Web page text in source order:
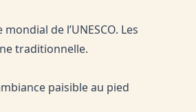
de l’UNESCO. Les
traditionnelle.
paisible au pied